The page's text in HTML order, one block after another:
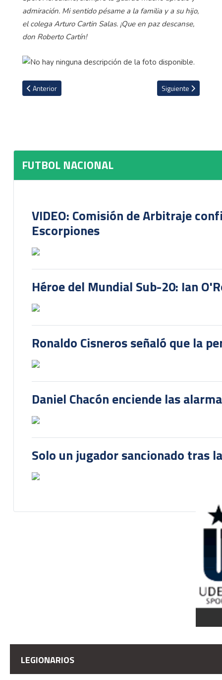
admiración. Mi sentido pésame a la familia y a su hijo,
el colega Arturo Cartin Salas. ¡Que en paz descanse,
don Roberto Cartín!
Artículo anterior: VIDEO: Municipal Liberia pega el grito al cielo
Anterior Artículo siguiente:
Siguiente
FUTBOL NACIONAL
VIDEO: Comisión de Arbitraje
Escorpiones
Héroe del Mundial Sub-20: Ian
Ronaldo Cisneros señaló que la
Daniel Chacón enciende las
Solo un jugador sancionado tras
LEGIONARIOS